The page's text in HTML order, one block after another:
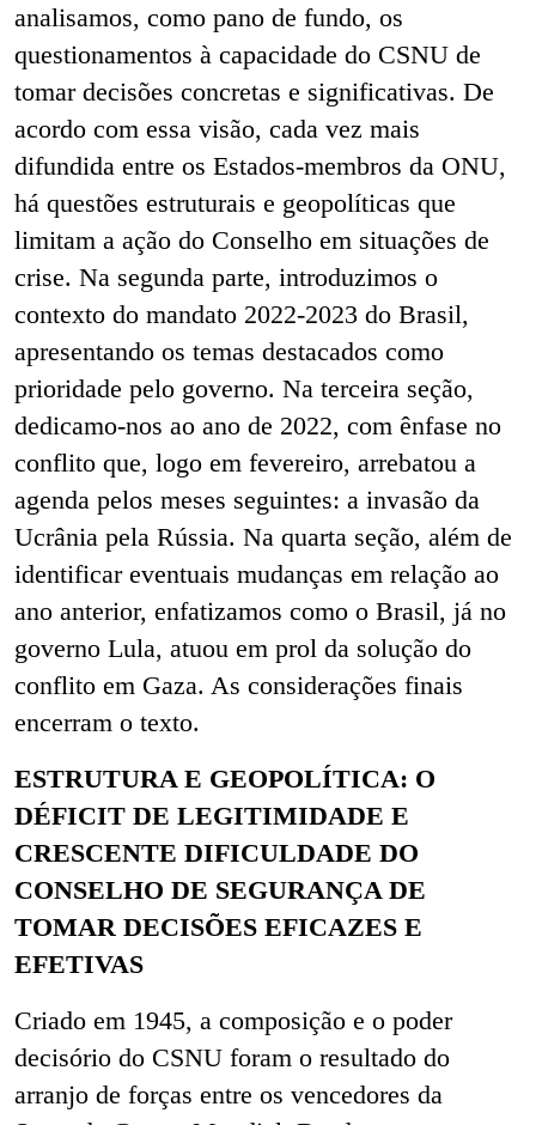
analisamos, como pano de fundo, os
questionamentos à capacidade do CSNU de
tomar decisões concretas e significativas. De
acordo com essa visão, cada vez mais
difundida entre os Estados-membros da ONU,
há questões estruturais e geopolíticas que
limitam a ação do Conselho em situações de
crise. Na segunda parte, introduzimos o
contexto do mandato 2022-2023 do Brasil,
apresentando os temas destacados como
prioridade pelo governo. Na terceira seção,
dedicamo-nos ao ano de 2022, com ênfase no
conflito que, logo em fevereiro, arrebatou a
agenda pelos meses seguintes: a invasão da
Ucrânia pela Rússia. Na quarta seção, além de
identificar eventuais mudanças em relação ao
ano anterior, enfatizamos como o Brasil, já no
governo Lula, atuou em prol da solução do
conflito em Gaza. As considerações finais
encerram o texto.
ESTRUTURA E GEOPOLÍTICA: O
DÉFICIT DE LEGITIMIDADE E
CRESCENTE DIFICULDADE DO
CONSELHO DE SEGURANÇA DE
TOMAR DECISÕES EFICAZES E
EFETIVAS
Criado em 1945, a composição e o poder
decisório do CSNU foram o resultado do
arranjo de forças entre os vencedores da